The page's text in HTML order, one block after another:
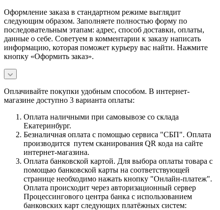
Оформление заказа в стандартном режиме выглядит
следующим образом. Заполняете полностью форму по
последовательным этапам: адрес, способ доставки, оплаты,
данные о себе. Советуем в комментарии к заказу написать
информацию, которая поможет курьеру вас найти. Нажмите
кнопку «Оформить заказ».
Оплачивайте покупки удобным способом. В интернет-
магазине доступно 3 варианта оплаты:
Оплата наличными при самовывозе со склада
Екатеринбург.
Безналичная оплата с помощью сервиса "СБП". Оплата
производится путем сканирования QR кода на сайте
интернет-магазина.
Оплата банковской картой. Для выбора оплаты товара с
помощью банковской карты на соответствующей
странице необходимо нажать кнопку "Онлайн-платеж".
Оплата происходит через авторизационный сервер
Процессингового центра банка с использованием
банковских карт следующих платёжных систем: